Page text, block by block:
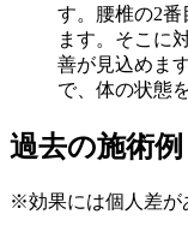
す。腰椎の2番
ます。そこに
善が見込めま
で、体の状態
過去の施術例
※効果には個人差が